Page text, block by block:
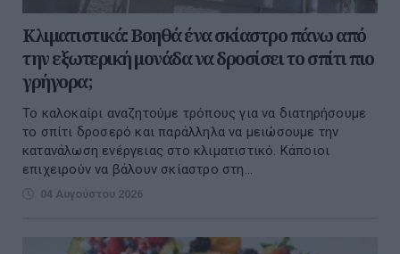
Κλιματιστικά: Βοηθά ένα σκίαστρο πάνω από
την εξωτερική μονάδα να δροσίσει το σπίτι πιο
γρήγορα;
Το καλοκαίρι αναζητούμε τρόπους για να διατηρήσουμε
το σπίτι δροσερό και παράλληλα να μειώσουμε την
κατανάλωση ενέργειας στο κλιματιστικό. Κάποιοι
επιχειρούν να βάλουν σκίαστρο στη...
04 Αυγούστου 2026